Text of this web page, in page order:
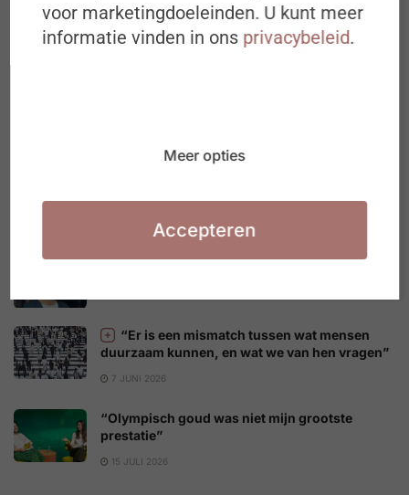
Langer werken begint met anders kijken
heruitvinden
3 AUGUSTUS 2026
De toekomstkoffer van Lisbeth Decneut
“Er is een mismatch tussen wat mensen
duurzaam kunnen, en wat we van hen vragen”
7 JUNI 2026
“Olympisch goud was niet mijn grootste
prestatie”
15 JULI 2026
voor marketingdoeleinden. U kunt meer
informatie vinden in ons privacybeleid.
Meer opties
Accepteren